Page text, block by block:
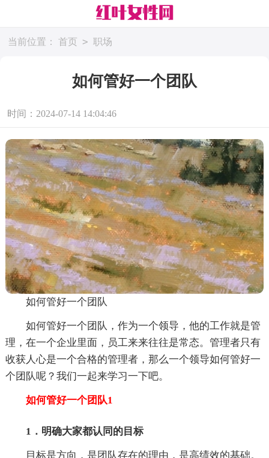
当前位置： 首页 > 职场
如何管好一个团队
时间：2024-07-14 14:04:46
如何管好一个团队
如何管好一个团队，作为一个领导，他的工作就是管
理，在一个企业里面，员工来来往往是常态。管理者只有
收获人心是一个合格的管理者，那么一个领导如何管好一
个团队呢？我们一起来学习一下吧。
如何管好一个团队1
1．明确大家都认同的目标
目标是方向，是团队存在的理由，是高绩效的基础。